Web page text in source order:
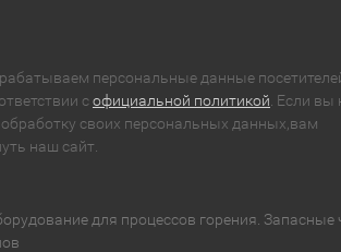
персональные данные
софициальной политикой . Если вы
обработку своих персональных данных,вам
наш сайт.
для процессов горения. Запасные